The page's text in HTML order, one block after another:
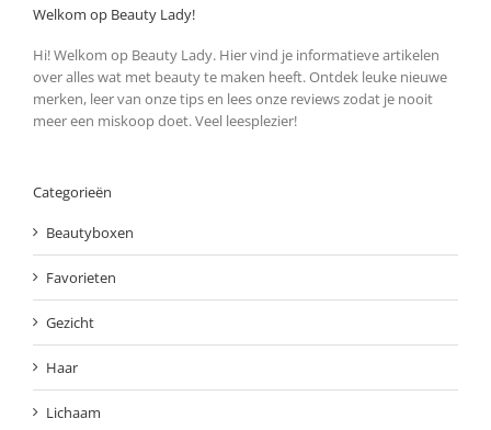
Welkom op Beauty Lady!
Hi! Welkom op Beauty Lady. Hier vind je informatieve artikelen
over alles wat met beauty te maken heeft. Ontdek leuke nieuwe
merken, leer van onze tips en lees onze reviews zodat je nooit
meer een miskoop doet. Veel leesplezier!
Categorieën
Beautyboxen
Favorieten
Gezicht
Haar
Lichaam